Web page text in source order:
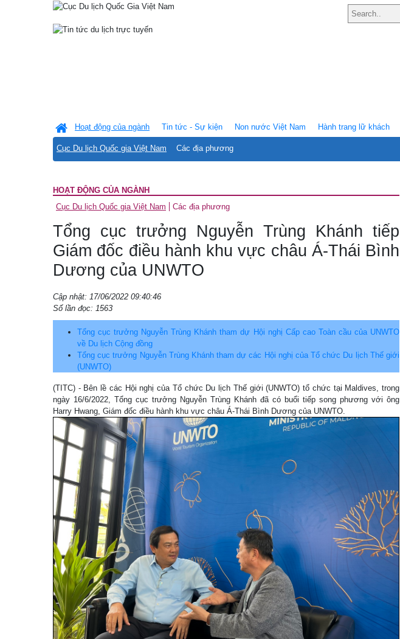
Hoạt động của ngành
Cục Du lịch Quốc gia Việt Nam Các địa phương
Tin tức - Sự kiện Non nước Việt Nam Hành trang lữ khách
HOẠT ĐỘNG CỦA NGÀNH
Cục Du lịch Quốc gia Việt Nam
Các địa phương
Tổng cục trưởng Nguyễn Trùng Khánh tiếp
Giám đốc điều hành khu vực châu Á-Thái Bình
Dương của UNWTO
Cập nhật: 17/06/2022 09:40:46
Số lần đọc: 1563
Tổng cục trưởng Nguyễn Trùng Khánh tham dự Hội nghị Cấp cao Toàn cầu của UNWTO
về Du lịch Cộng đồng
Tổng cục trưởng Nguyễn Trùng Khánh tham dự các Hội nghị của Tổ chức Du lịch Thế giới
(UNWTO)
(TITC) - Bên lề các Hội nghị của Tổ chức Du lịch Thế giới (UNWTO) tổ chức tại Maldives, trong
ngày 16/6/2022, Tổng cục trưởng Nguyễn Trùng Khánh đã có buổi tiếp song phương với ông
Harry Hwang, Giám đốc điều hành khu vực châu Á-Thái Bình Dương của UNWTO.